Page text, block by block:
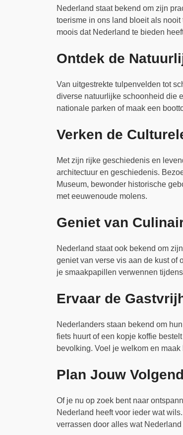
Nederland staat bekend om zijn
toerisme in ons land bloeit als
moois dat Nederland te bieden
Ontdek de
Van uitgestrekte tulpenvelden tot
diverse natuurlijke schoonheid die
nationale parken of maak een
Verken de
Met zijn rijke geschiedenis en
architectuur en geschiedenis.
Museum, bewonder historische
met eeuwenoude molens.
Geniet van
Nederland staat ook bekend om
geniet van verse vis aan de kust of
je smaakpapillen verwennen
Ervaar de
Nederlanders staan bekend om
fiets huurt of een kopje koffie
bevolking. Voel je welkom en
Plan Jouw
Of je nu op zoek bent naar
Nederland heeft voor ieder wat
verrassen door alles wat